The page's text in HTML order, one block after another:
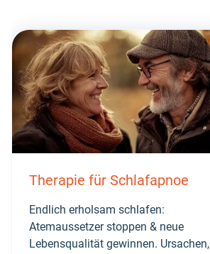
this
section
Therapie für Schlafapnoe
Endlich erholsam schlafen:
Atemaussetzer stoppen & neue
Lebensqualität gewinnen. Ursachen,